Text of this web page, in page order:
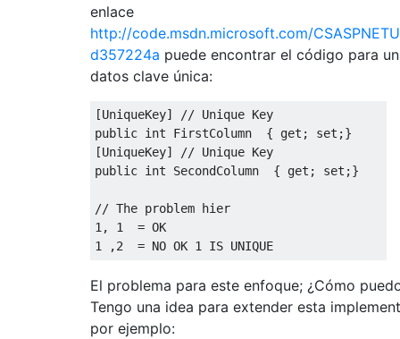
enlace
http://code.msdn.microsoft.com/
d357224a puede encontrar el código para
datos clave única:
[UniqueKey]
// Unique Key
public int FirstColumn { get ; set ;}
[UniqueKey]
// Unique Key
public int SecondColumn { get ; set ;}
// The problem hier
1 , 1 =
1
,2 = NO OK 1 IS UNIQUE
El problema para este enfoque; ¿Cómo
Tengo una idea para extender esta
por ejemplo: